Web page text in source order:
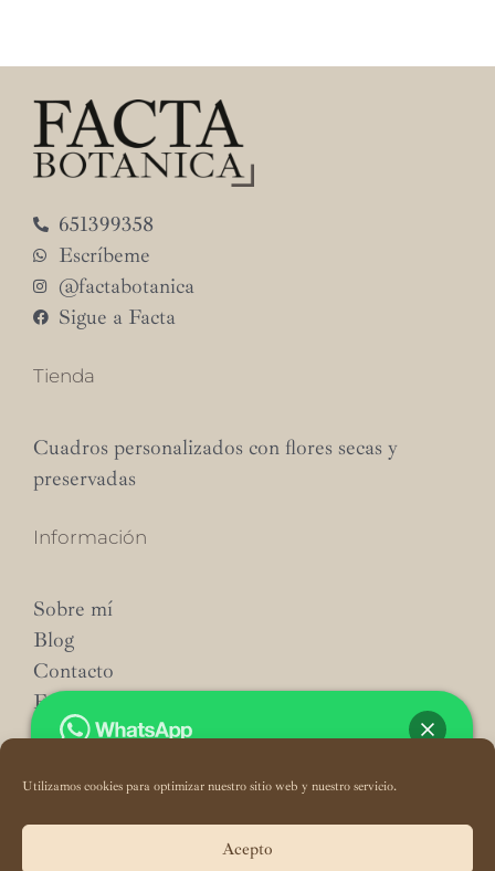
Utilizamos cookies para optimizar nuestro sitio web y nuestro servicio.
Acepto
651399358
Escríbeme
@factabotanica
Sigue a Facta
Tienda
Cuadros personalizados con flores secas y
preservadas
Información
Sobre mí
Blog
Contacto
Envíos
Hola, esteEnas Cuore Navypuede ser
43,90€.